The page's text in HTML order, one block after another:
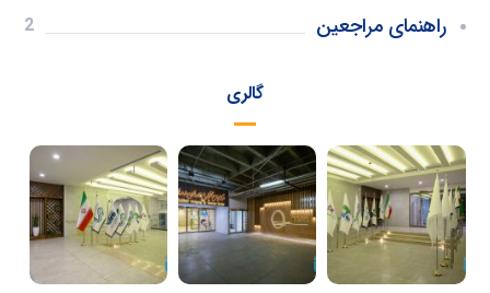
راهنمای مراجعین 2
گالری